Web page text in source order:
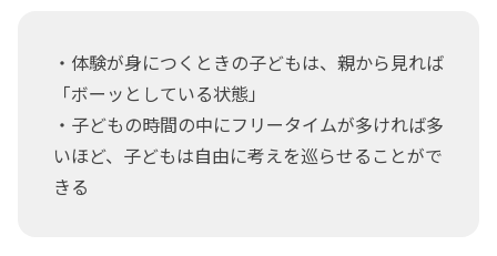
・体験が身につくときの子どもは、親から見れば
「ボーッとしている状態」
・子どもの時間の中にフリータイムが多ければ多
いほど、子どもは自由に考えを巡らせることがで
きる